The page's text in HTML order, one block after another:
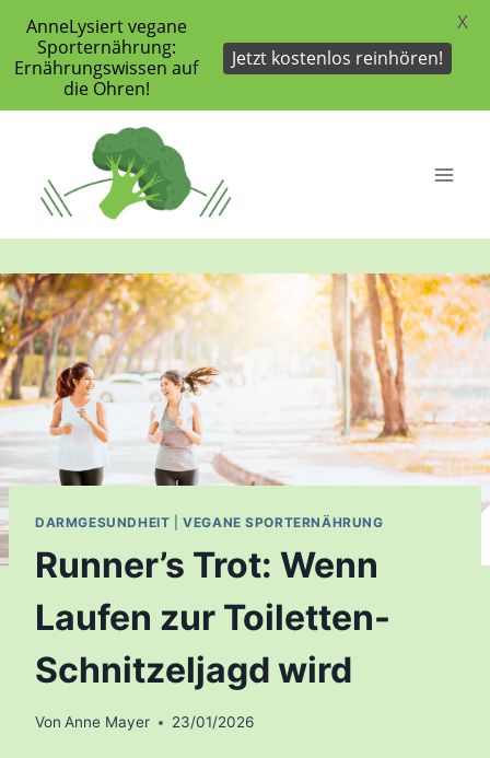
springen
DARMGESUNDHEIT |VEGANE SPORTERNÄHRUNG
Runner’s Trot: Wenn
Laufen zur Toiletten-
Schnitzeljagd wird
Von Anne Mayer 23/01/2026
AnneLysiert vegane
Sporternährung:
Ernährungswissen auf
die Ohren!
Jetzt kostenlos reinhören!
X